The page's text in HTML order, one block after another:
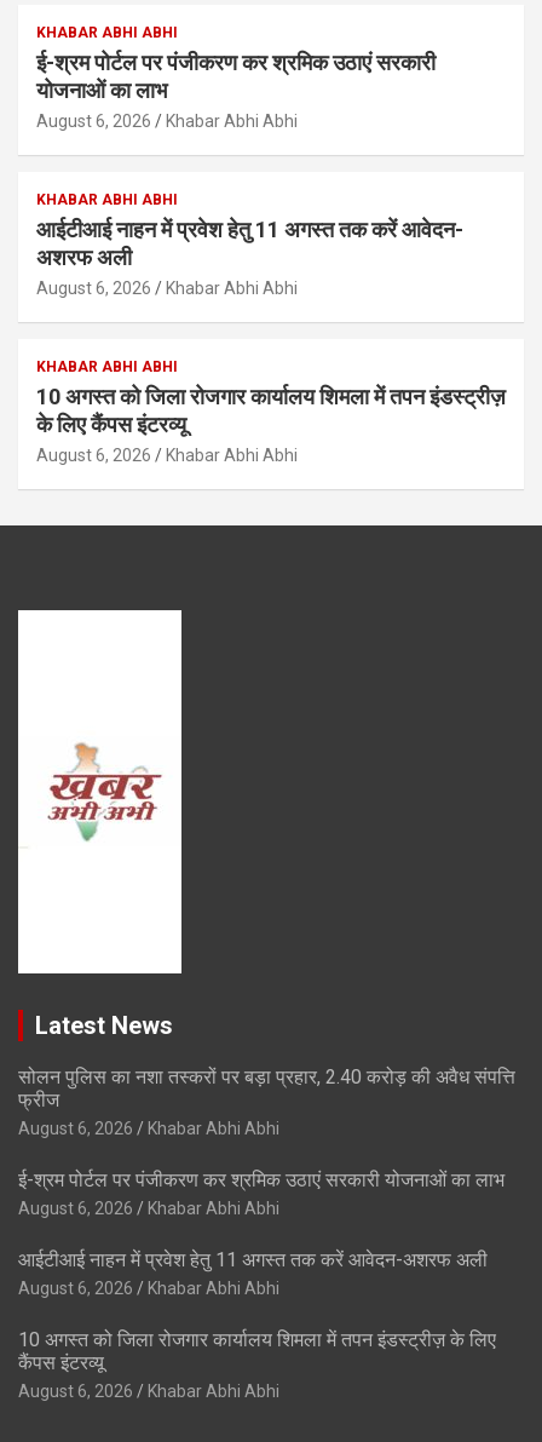
KHABAR ABHI ABHI
ई-श्रम पोर्टल पर पंजीकरण कर श्रमिक उठाएं सरकारी
योजनाओं का लाभ
August 6, 2026 Khabar Abhi Abhi
KHABAR ABHI ABHI
आईटीआई नाहन में प्रवेश हेतु 11 अगस्त तक करें आवेदन-
अशरफ अली
August 6, 2026 Khabar Abhi Abhi
KHABAR ABHI ABHI
10 अगस्त को जिला रोजगार कार्यालय शिमला में तपन इंडस्ट्रीज़
के लिए कैंपस इंटरव्यू
August 6, 2026 Khabar Abhi Abhi
Latest News
सोलन पुलिस का नशा तस्करों पर बड़ा प्रहार, 2.40 करोड़ की अवैध संपत्ति
फ्रीज
August 6, 2026 Khabar Abhi Abhi
ई-श्रम पोर्टल पर पंजीकरण कर श्रमिक उठाएं सरकारी योजनाओं का लाभ
August 6, 2026 Khabar Abhi Abhi
आईटीआई नाहन में प्रवेश हेतु 11 अगस्त तक करें आवेदन-अशरफ अली
August 6, 2026 Khabar Abhi Abhi
10 अगस्त को जिला रोजगार कार्यालय शिमला में तपन इंडस्ट्रीज़ के लिए
कैंपस इंटरव्यू
August 6, 2026 Khabar Abhi Abhi